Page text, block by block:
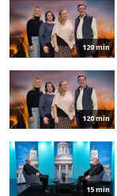
120 min
120 min
15 min